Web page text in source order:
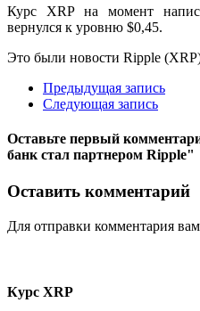
Курс XRP на момент
вернулся к уровню $0,45.
Это были новости Ripple
Предыдущая запись
Следующая запись
Оставьте первый
банк стал партнером Ripple"
Оставить комментарий
Для отправки комментария
Курс XRP